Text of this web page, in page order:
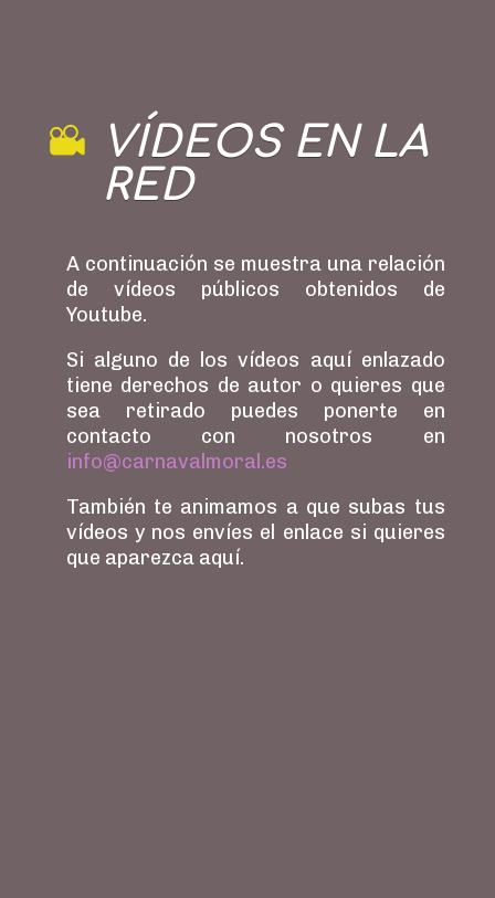
VÍDEOS EN LA
RED
A continuación se muestra una relación
de ví­deos públicos obtenidos de
Youtube.
Si alguno de los ví­deos aquí­ enlazado
tiene derechos de autor o quieres que
sea retirado puedes ponerte en
contacto con nosotros en
info@carnavalmoral.es
También te animamos a que subas tus
vídeos y nos enví­es el enlace si quieres
que aparezca aquí.